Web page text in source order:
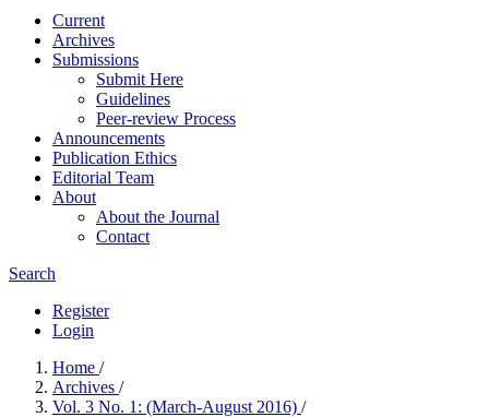
Current
Archives
Submissions
Submit Here
Guidelines
Peer-review Process
Announcements
Publication Ethics
Editorial Team
About
About the Journal
Contact
Search
Register
Login
Home /
Archives /
Vol. 3 No. 1: (March-August 2016) /